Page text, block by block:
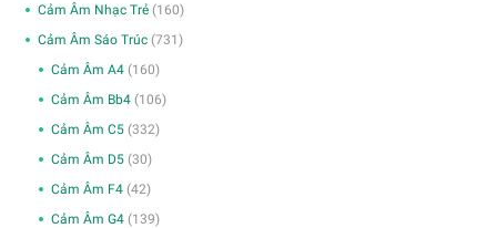
Cảm Âm Nhạc Trẻ (160)
Cảm Âm Sáo Trúc (731)
Cảm Âm A4 (160)
Cảm Âm Bb4 (106)
Cảm Âm C5 (332)
Cảm Âm D5 (30)
Cảm Âm F4 (42)
Cảm Âm G4 (139)